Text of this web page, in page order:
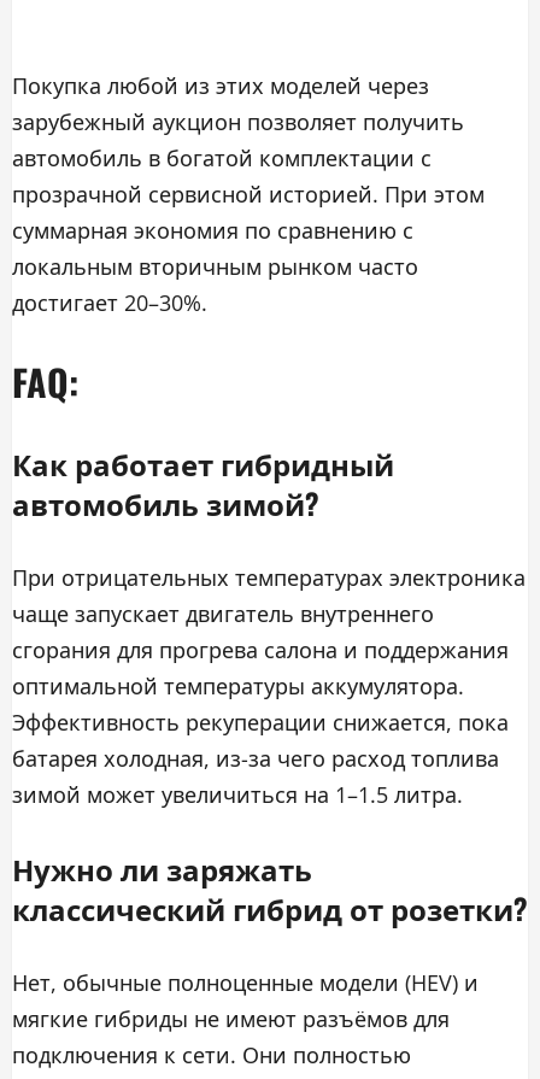
Покупка любой из этих моделей через
зарубежный аукцион позволяет получить
автомобиль в богатой комплектации с
прозрачной сервисной историей. При этом
суммарная экономия по сравнению с
локальным вторичным рынком часто
достигает 20–30%.
FAQ:
Как работает гибридный
автомобиль зимой?
При отрицательных температурах электроника
чаще запускает двигатель внутреннего
сгорания для прогрева салона и поддержания
оптимальной температуры аккумулятора.
Эффективность рекуперации снижается, пока
батарея холодная, из-за чего расход топлива
зимой может увеличиться на 1–1.5 литра.
Нужно ли заряжать
классический гибрид от розетки?
Нет, обычные полноценные модели (HEV) и
мягкие гибриды не имеют разъёмов для
подключения к сети. Они полностью